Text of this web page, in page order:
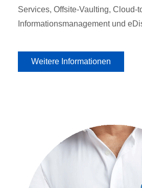
Services, Offsite-Vaulting, Cloud-
Informationsmanagement und
Weitere Informationen